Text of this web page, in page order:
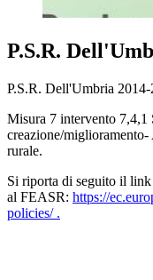
P.S.R.
P.S.R. Dell'Umbria 2014-
Misura 7 intervento 7,4,1
creazione/
rurale.
Si riporta di seguito il
al FEASR: https://
policies/ .